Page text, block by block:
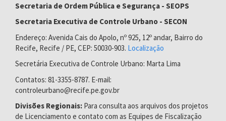
Secretaria de Ordem Pública e Segurança - SEOPS
Secretaria Executiva de Controle Urbano - SECON
Endereço: Avenida Cais do Apolo, nº 925, 12º andar, Bairro do
Recife, Recife / PE, CEP: 50030-903. Localização
Secretária Executiva de Controle Urbano: Marta Lima
Contatos: 81-3355-8787. E-mail:
controleurbano@recife.pe.gov.br
Divisões Regionais: Para consulta aos arquivos dos projetos
de Licenciamento e contato com as Equipes de Fiscalização